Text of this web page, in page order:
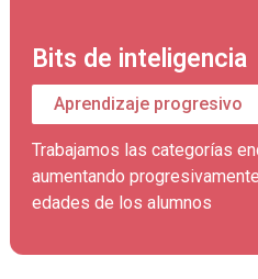
Bits de inteligencia
Aprendizaje progresivo
Trabajamos las categorías
aumentando
edades de los alumnos